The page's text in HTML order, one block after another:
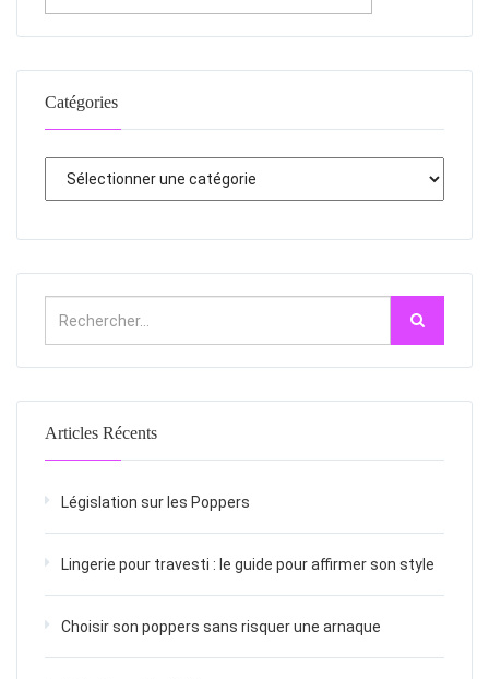
Catégories
Articles Récents
Législation sur les Poppers
Lingerie pour travesti : le guide pour affirmer son style
Choisir son poppers sans risquer une arnaque